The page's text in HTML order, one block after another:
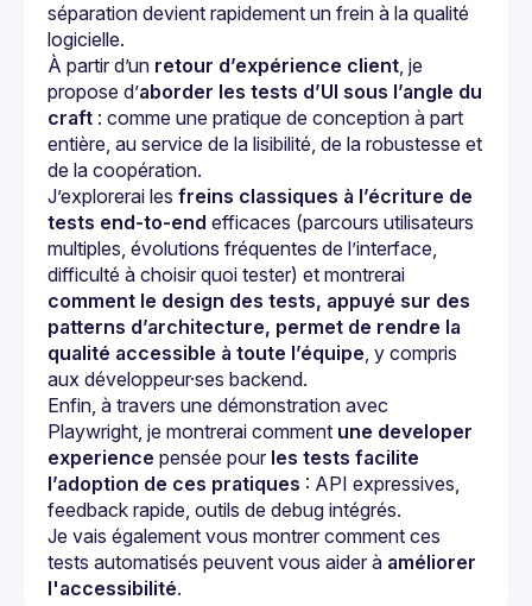
séparation devient rapidement un frein à la qualité
À partir d’un retour d’expérience client, je
propose d’aborder les tests d’UI sous l’angle du
craft : comme une pratique de conception à part
entière, au service de la lisibilité, de la robustesse et
de la coopération.
J’explorerai les freins classiques à l’écriture de
tests end-to-end efficaces (parcours utilisateurs
multiples, évolutions fréquentes de l’interface,
comment le design des tests, appuyé sur des
patterns d’architecture, permet de rendre la
qualité accessible à toute l’équipe, y compris
aux développeur·ses backend.
Enfin, à travers une démonstration avec
Playwright, je montrerai comment une developer
experience pensée pour les tests facilite
l’adoption de ces pratiques : API expressives,
feedback rapide, outils de debug intégrés.
Je vais également vous montrer comment ces
tests automatisés peuvent vous aider à améliorer
l'accessibilité.